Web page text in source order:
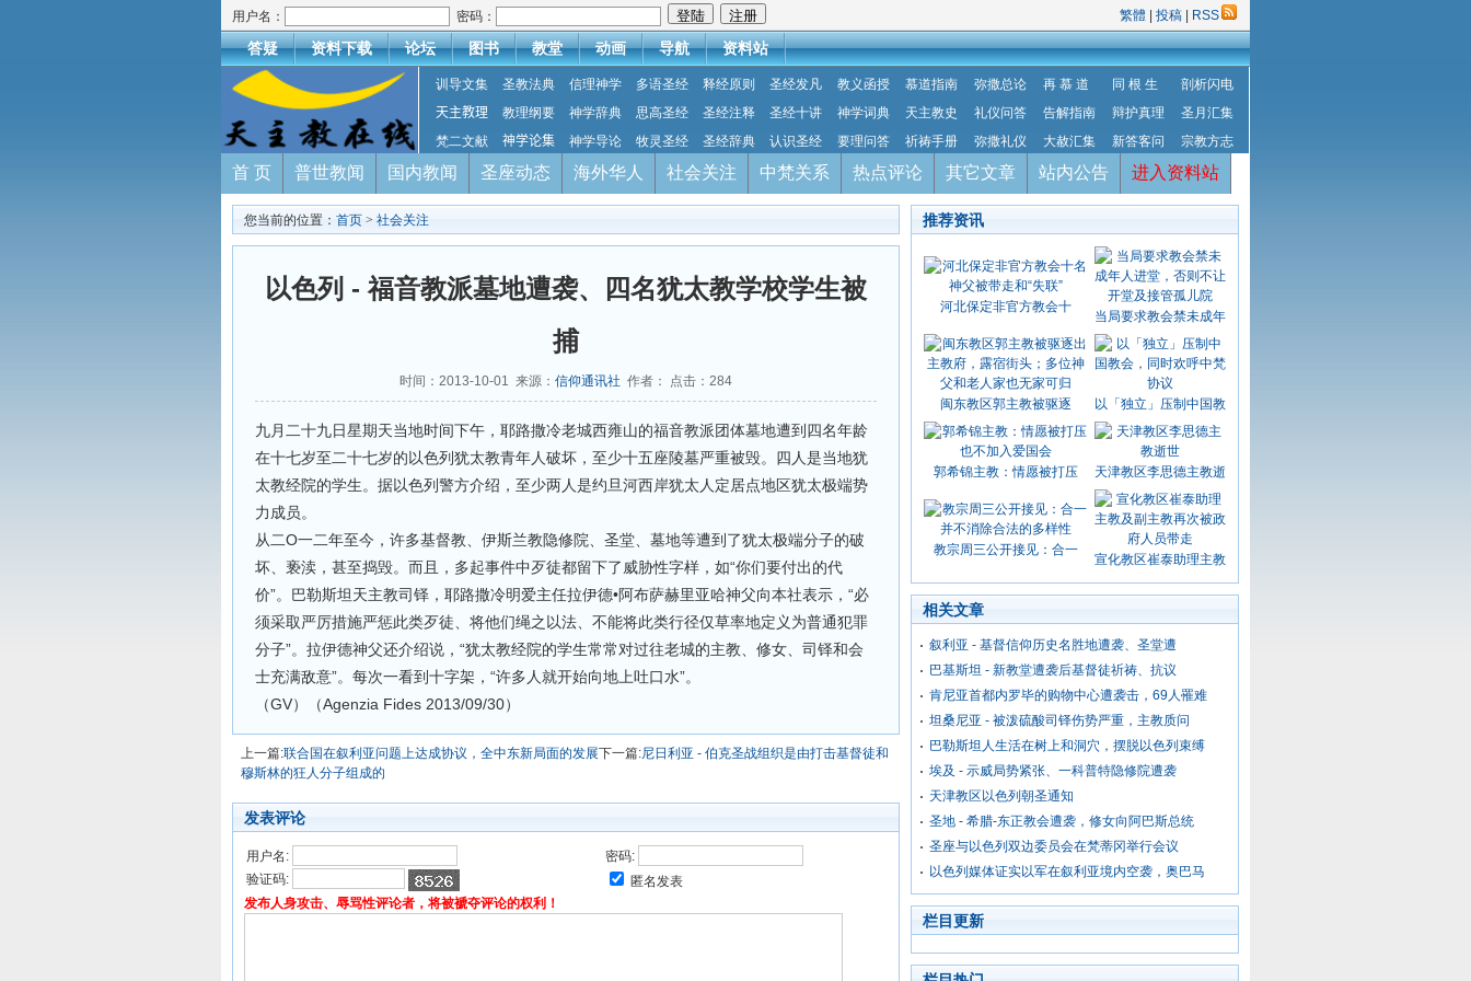
用户名： 密码： 繁體 投稿 RSS
答疑 资料下载 论坛 图书 教堂 动画 导航 资料站
训导文集 圣教法典 信理神学 多语圣经 释经原则 圣经发凡 教义函授 慕道指南 弥撒总论 再 慕 道 同 根 生
剖析闪电
天主教理
教理纲要 神学辞典 思高圣经 圣经注释 圣经十讲 神学词典 天主教史 礼仪问答 告解指南 辩护真理
圣月汇集
梵二文献
神学论集 神学导论 牧灵圣经 圣经辞典 认识圣经 要理问答 祈祷手册 弥撒礼仪 大赦汇集 新答客问 宗教方志
首 页 普世教闻 国内教闻 圣座动态 海外华人 社会关注 中梵关系 热点评论 其它文章 站内公告 进入资料站
您当前的位置： 首页 > 社会关注
以色列 - 福音教派墓地遭袭、四名犹太教学校学生被
捕
时间：2013-10-01 来源： 信仰通讯社 作者： 点击： 284
九月二十九日星期天当地时间下午，耶路撒冷老城西雍山的福音教派团体墓地遭到四名年龄
在十七岁至二十七岁的以色列犹太教青年人破坏，至少十五座陵墓严重被毁。四人是当地犹
太教经院的学生。据以色列警方介绍，至少两人是约旦河西岸犹太人定居点地区犹太极端势
力成员。
从二O一二年至今，许多基督教、伊斯兰教隐修院、圣堂、墓地等遭到了犹太极端分子的破
坏、亵渎，甚至捣毁。而且，多起事件中歹徒都留下了威胁性字样，如“你们要付出的代
价”。巴勒斯坦天主教司铎，耶路撒冷明爱主任拉伊德•阿布萨赫里亚哈神父向本社表示，“必
须采取严厉措施严惩此类歹徒、将他们绳之以法、不能将此类行径仅草率地定义为普通犯罪
分子”。拉伊德神父还介绍说，“犹太教经院的学生常常对过往老城的主教、修女、司铎和会
士充满敌意”。每次一看到十字架，“许多人就开始向地上吐口水”。
（GV）（Agenzia Fides 2013/09/30）
上一篇:联合国在叙利亚问题上达成协议，全中东新局面的发展下一篇:尼日利亚 - 伯克圣战组织是由打击基督徒和
穆斯林的狂人分子组成的
发表评论
用户名:
密码:
验证码:
匿名发表
发布人身攻击、辱骂性评论者，将被褫夺评论的权利！
推荐资讯
河北保定非官方教会十
当局要求教会禁未成年
闽东教区郭主教被驱逐 以「独立」压制中国教
郭希锦主教：情愿被打压 天津教区李思德主教逝
教宗周三公开接见：合一
宣化教区崔泰助理主教
相关文章
叙利亚 - 基督信仰历史名胜地遭袭、圣堂遭
巴基斯坦 - 新教堂遭袭后基督徒祈祷、抗议
肯尼亚首都内罗毕的购物中心遭袭击，69人罹难
坦桑尼亚 - 被泼硫酸司铎伤势严重，主教质问
巴勒斯坦人生活在树上和洞穴，摆脱以色列束缚
埃及 - 示威局势紧张、一科普特隐修院遭袭
天津教区以色列朝圣通知
圣地 - 希腊-东正教会遭袭，修女向阿巴斯总统
圣座与以色列双边委员会在梵蒂冈举行会议
以色列媒体证实以军在叙利亚境内空袭，奥巴马
栏目更新